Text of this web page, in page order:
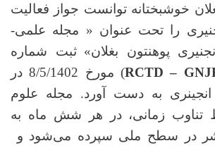
خوشبختانه توانست جواز فعالیت
را تحت عنوان « مجله علمی-
پوهنتون بغلان» ثبت شماره
RCTD –
)
مورخ 8/5/1402 در
به دست آورد. مجله علوم
تناوب زمانی، در هر شش ماه به
در سطح ملی سپرده می‌شود و